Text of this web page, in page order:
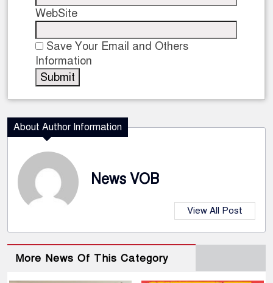
WebSite
Save Your Email and Others
Information
About Author Information
News VOB
View All Post
More News Of This Category